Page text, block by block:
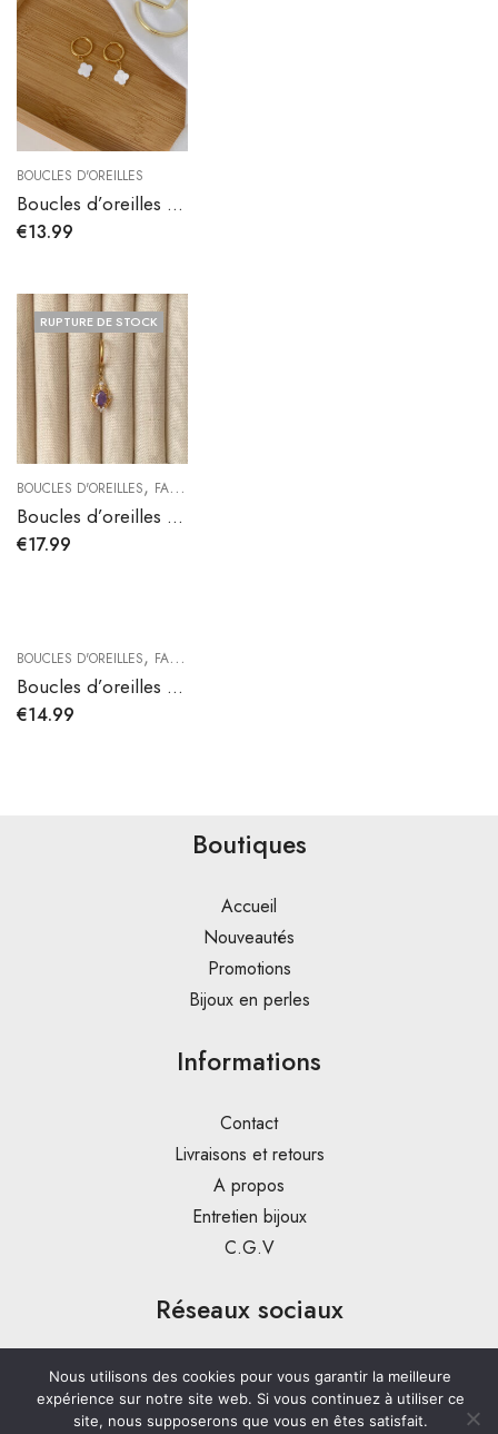
BOUCLES D'OREILLES
Boucles d’oreilles Elana en acier
€13.99
RUPTURE DE STOCK
BOUCLES D'OREILLES, FAIRY COLLECTION
Boucles d’oreilles CÉLESTE
€17.99
BOUCLES D'OREILLES, FAIRY COLLECTION
Boucles d’oreilles AINA
€14.99
Boutiques
Accueil
Nouveautés
Promotions
Bijoux en perles
Informations
Contact
Livraisons et retours
A propos
Entretien bijoux
C.G.V
Réseaux sociaux
Nous utilisons des cookies pour vous garantir la meilleure
expérience sur notre site web. Si vous continuez à utiliser ce
site, nous supposerons que vous en êtes satisfait.